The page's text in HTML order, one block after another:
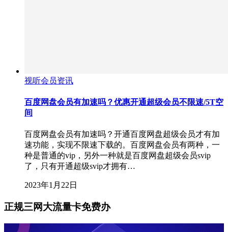
视听会员资讯
百度网盘会员有加速吗？优惠开通超级会员不限速/5T空
间
百度网盘会员有加速吗？开通百度网盘超级会员才有加
速功能，实现不限速下载的。百度网盘会员有两种，一
种是普通的vip，另外一种就是百度网盘超级会员svip
了，只有开通超级svip才拥有…
2023年1月22日
正规三网大流量卡免费办